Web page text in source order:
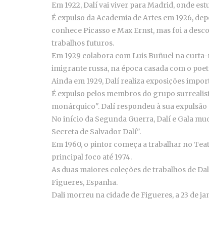
Em 1922, Dalí vai viver para Madrid, onde
É expulso da Academia de Artes em 1926,
conhece Picasso e Max Ernst, mas foi a
trabalhos futuros.
Em 1929 colabora com Luis Buñuel na
imigrante russa, na época casada com o
Ainda em 1929, Dalí realiza exposições
É expulso pelos membros do grupo
monárquico". Dalí respondeu à sua
No início da Segunda Guerra, Dalí e Gala
Secreta de Salvador Dalí".
Em 1960, o pintor começa a trabalhar no
principal foco até 1974.
As duas maiores coleções de trabalhos de
Figueres, Espanha.
Dali morreu na cidade de Figueres, a 23 de